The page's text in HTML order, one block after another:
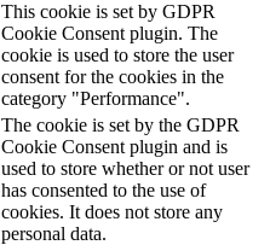
This cookie is set by GDPR
Cookie Consent plugin. The
cookie is used to store the user
consent for the cookies in the
category "Performance".
The cookie is set by the GDPR
Cookie Consent plugin and is
used to store whether or not user
has consented to the use of
cookies. It does not store any
personal data.